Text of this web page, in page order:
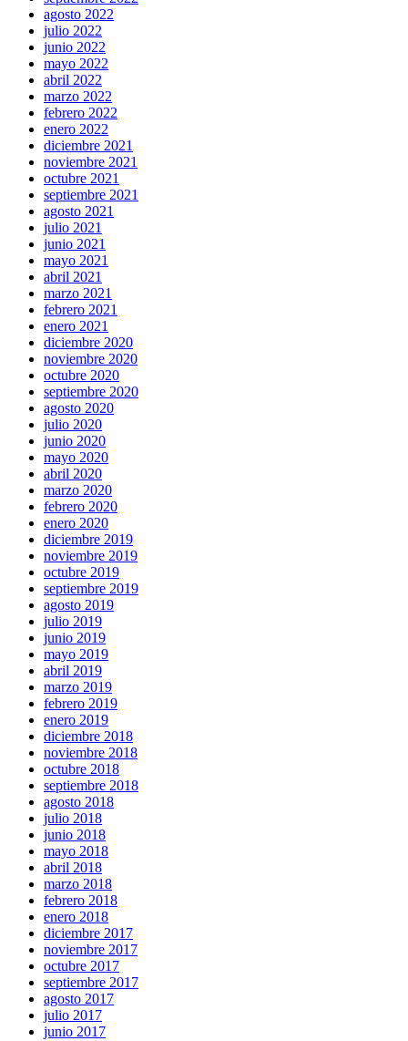
agosto 2022
julio 2022
junio 2022
mayo 2022
abril 2022
marzo 2022
febrero 2022
enero 2022
diciembre 2021
noviembre 2021
octubre 2021
septiembre 2021
agosto 2021
julio 2021
junio 2021
mayo 2021
abril 2021
marzo 2021
febrero 2021
enero 2021
diciembre 2020
noviembre 2020
octubre 2020
septiembre 2020
agosto 2020
julio 2020
junio 2020
mayo 2020
abril 2020
marzo 2020
febrero 2020
enero 2020
diciembre 2019
noviembre 2019
octubre 2019
septiembre 2019
agosto 2019
julio 2019
junio 2019
mayo 2019
abril 2019
marzo 2019
febrero 2019
enero 2019
diciembre 2018
noviembre 2018
octubre 2018
septiembre 2018
agosto 2018
julio 2018
junio 2018
mayo 2018
abril 2018
marzo 2018
febrero 2018
enero 2018
diciembre 2017
noviembre 2017
octubre 2017
septiembre 2017
agosto 2017
julio 2017
junio 2017